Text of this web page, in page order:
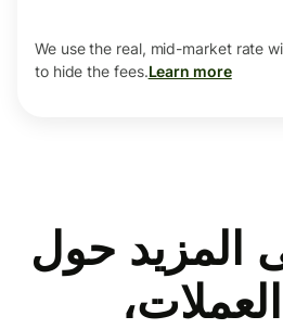
We use the real, mid-market rate
to hide the fees.Learn more
المزيد حول